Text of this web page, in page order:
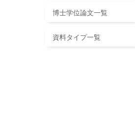
博士学位論文一覧
資料タイプ一覧